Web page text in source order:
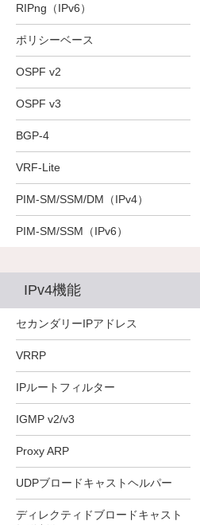
RIPng（IPv6）
ポリシーベース
OSPF v2
OSPF v3
BGP-4
VRF-Lite
PIM-SM/SSM/DM（IPv4）
PIM-SM/SSM（IPv6）
○
○
○
AT-x950-FL01
○
AT-x950-FL01
AT-x950-FL01
AT-x950-FL01
AT-x950-FL01
IPv4機能
セカンダリーIPアドレス
VRRP
IPルートフィルター
IGMP v2/v3
Proxy ARP
UDPブロードキャストヘルパー
ディレクティドブロードキャスト
○
○
○
○
○
○
○
○
○